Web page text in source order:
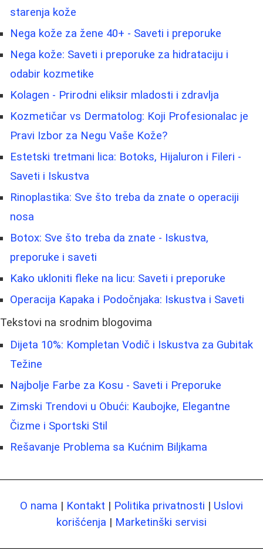
starenja kože
Nega kože za žene 40+ - Saveti i preporuke
Nega kože: Saveti i preporuke za hidrataciju i
odabir kozmetike
Kolagen - Prirodni eliksir mladosti i zdravlja
Kozmetičar vs Dermatolog: Koji Profesionalac je
Pravi Izbor za Negu Vaše Kože?
Estetski tretmani lica: Botoks, Hijaluron i Fileri -
Saveti i Iskustva
Rinoplastika: Sve što treba da znate o operaciji
nosa
Botox: Sve što treba da znate - Iskustva,
preporuke i saveti
Kako ukloniti fleke na licu: Saveti i preporuke
Operacija Kapaka i Podočnjaka: Iskustva i Saveti
Tekstovi na srodnim blogovima
Dijeta 10%: Kompletan Vodič i Iskustva za Gubitak
Težine
Najbolje Farbe za Kosu - Saveti i Preporuke
Zimski Trendovi u Obući: Kaubojke, Elegantne
Čizme i Sportski Stil
Rešavanje Problema sa Kućnim Biljkama
O nama | Kontakt | Politika privatnosti | Uslovi
korišćenja | Marketinški servisi